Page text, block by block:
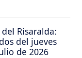
Risaralda:
del jueves
de 2026